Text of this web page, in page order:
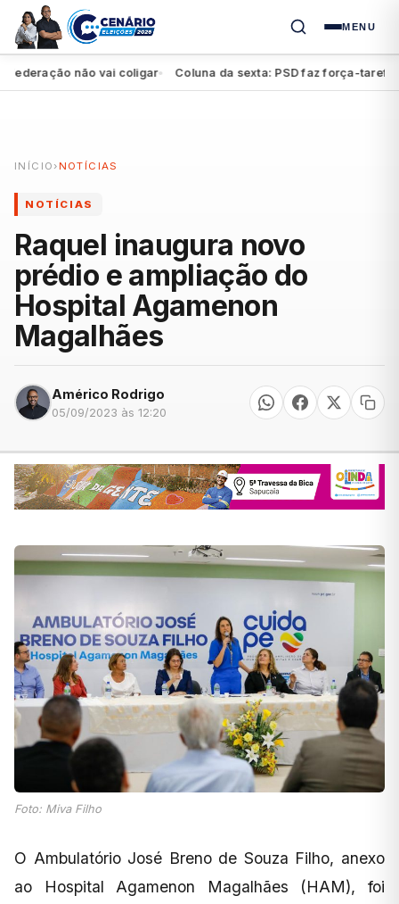
MENU
não vai coligar● Coluna da sexta: PSD faz força-tarefa
INÍCIO ›NOTÍCIAS
NOTÍCIAS
Raquel inaugura novo
prédio e ampliação do
Hospital Agamenon
Magalhães
Américo Rodrigo
05/09/2023 às 12:20
Foto: Miva Filho
O Ambulatório José Breno de Souza Filho, anexo
ao Hospital Agamenon Magalhães (HAM), foi